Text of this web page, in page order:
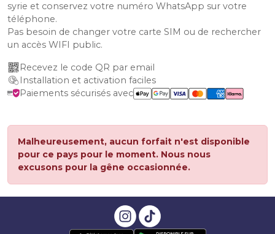
syrie et conservez votre numéro WhatsApp sur votre
téléphone.
Pas besoin de changer votre carte SIM ou de rechercher
un accès WIFI public.
Recevez le code QR par email
Installation et activation faciles
Paiements sécurisés avec
Malheureusement, aucun forfait n'est disponible
pour ce pays pour le moment. Nous nous
excusons pour la gêne occasionnée.